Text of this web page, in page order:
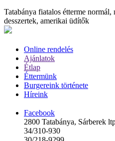
Tatabánya fiatalos étterme
desszertek, amerikai üdítők
Online rendelés
Ajánlatok
Étlap
Éttermünk
Burgereink története
Híreink
Facebook
2800 Tatabánya, Sárberek
34/310-930